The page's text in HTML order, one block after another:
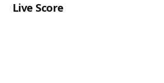
Live Score